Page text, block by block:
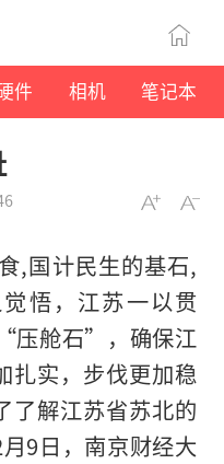
件 相机 笔记本
,国计民生的基石,
悟，江苏一以贯
压舱石”，确保江
扎实，步伐更加稳
了解江苏省苏北的
9日，南京财经大